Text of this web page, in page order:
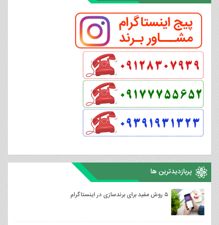
پربازدیدترین ها
۵ روش مفید برای برندسازی در اینستاگرام